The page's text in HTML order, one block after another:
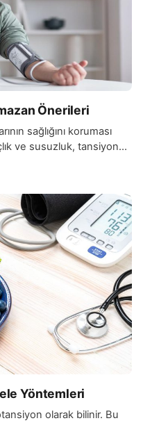
Önerileri
sağlığını koruması
ve susuzluk, tansiyon
kontrolünde oruç
önemlidir. Eğer oruç
ve sıvı alımı
Sahurda dengeli ve
[…]
Yöntemleri
olarak bilinir. Bu